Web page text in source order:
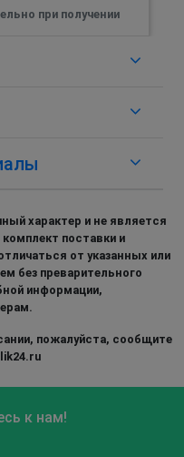
при получении
характер и не является
поставки и
от указанных или
без преварительного
информации,
пожалуйста, сообщите
к нам!